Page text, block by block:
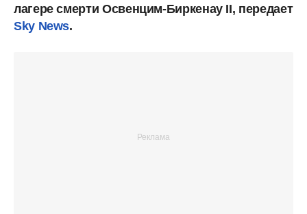
лагере смерти Освенцим-Биркенау II, передает
Sky News.